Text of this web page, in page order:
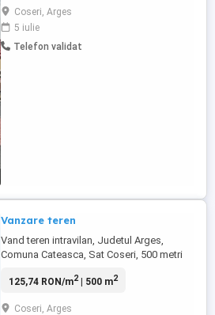
de munca. mecanic auto,carte de munca
salariu motivant,posibilitate cazare.
Coseri, Arges
5 iulie
Telefon validat
Vanzare teren
Vand teren intravilan, Judetul Arges,
Comuna Cateasca, Sat Coseri, 500 metri
electricitate la poarta. Livada cu pruni.
125,74 RON/m2| 500 m2
Coseri, Arges